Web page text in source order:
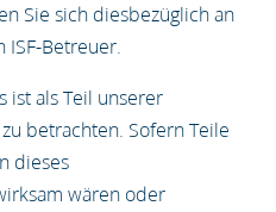
Sie sich diesbezüglich an
ISF-Betreuer.
ist als Teil unserer
betrachten. Sofern Teile
dieses
wären oder